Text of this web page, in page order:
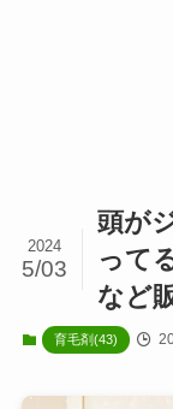
頭が
って
など
2024
5/03
育毛剤(43)